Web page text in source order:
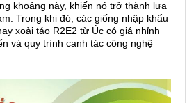
khoảng này, khiến nó trở thành lựa
Trong khi đó, các giống nhập khẩu
xoài táo R2E2 từ Úc có giá nhỉnh
và quy trình canh tác công nghệ